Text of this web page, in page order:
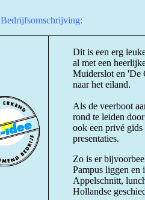
Bedrijfsomschrijving:
Dit is een erg
al met een
Muiderslot en 'De
naar het eiland.
Als de veerboot
rond te leiden
ook een privé
presentaties.
Zo is er
Pampus liggen en
Appelschnitt,
Hollandse